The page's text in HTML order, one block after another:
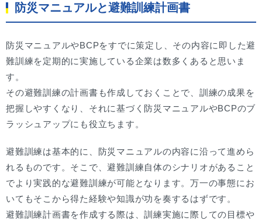
防災マニュアルと避難訓練計画書
防災マニュアルやBCPをすでに策定し、その内容に即した避
難訓練を定期的に実施している企業は数多くあると思いま
す。
その避難訓練の計画書も作成しておくことで、訓練の成果を
把握しやすくなり、それに基づく防災マニュアルやBCPのブ
ラッシュアップにも役立ちます。
避難訓練は基本的に、防災マニュアルの内容に沿って進めら
れるものです。そこで、避難訓練自体のシナリオがあること
でより実践的な避難訓練が可能となります。万一の事態にお
いてもそこから得た経験や知識が功を奏するはずです。
避難訓練計画書を作成する際は、訓練実施に際しての目標や